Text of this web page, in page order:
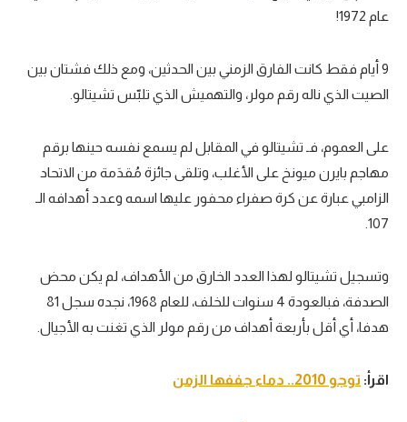
فيديو في الجولعام 1972!
9 أيام فقط كانت الفارق الزمني بين الحدثين، ومع ذلك فشتان بين
الصيت الذي ناله رقم مولر، والتهميش الذي تلبّس تشيتالو.
على العموم، فـ تشيتالو في المقابل لم يسمع نفسه حينها برقم
مهاجم بايرن ميونخ على الأغلب، وتلقى جائزة مُقدَمة من الاتحاد
الزامبي عبارة عن كرة صفراء محفور عليها اسمه وعدد أهدافه الـ
107.
وتسجيل تشيتالو لهذا العدد الخارق من الأهداف، لم يكن محض
الصدفة، فبالعودة 4 سنوات للخلف، للعام 1968، نجده سجل 81
هدفا، أي أقل بأربعة أهداف من رقم مولر الذي تغنت به الأجيال.
اقرأ: توجو 2010.. دماء جففها الزمن